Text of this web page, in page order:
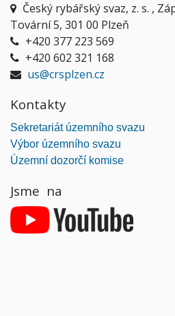
Český rybářský svaz, z. s. ,
Tovární 5, 301 00 Plzeň
+420 377 223 569
+420 602 321 168
us@crsplzen.cz
Kontakty
Sekretariát územního svazu
Výbor územního svazu
Územní dozorčí komise
Jsme na